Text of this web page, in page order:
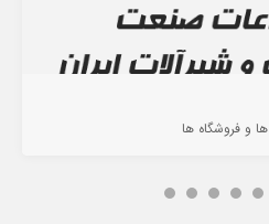
و فروشگاه ها